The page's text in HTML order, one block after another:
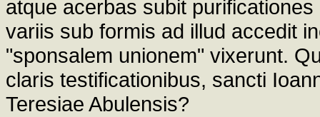
atque acerbas subit
variis sub formis ad illud accedit
"sponsalem unionem" vixerunt.
claris testificationibus, sancti
Teresiae Abulensis?